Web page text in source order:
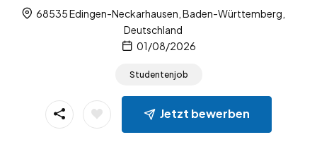
68535 Edingen-Neckarhausen, Baden-Württemberg,
Deutschland
01/08/2026
Studentenjob
Jetzt bewerben